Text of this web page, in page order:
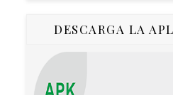
DESCARGA LA